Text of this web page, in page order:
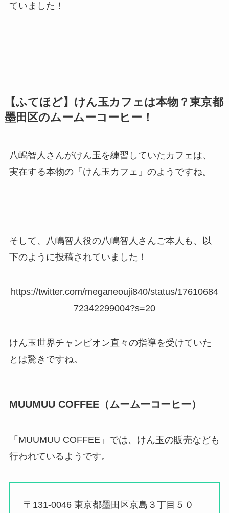
ていました！
【ふてほど】けん玉カフェは本物？東京都
墨田区のムームーコーヒー！
八嶋智人さんがけん玉を練習していたカフェは、
実在する本物の「けん玉カフェ」のようですね。
そして、八嶋智人役の八嶋智人さんご本人も、以
下のように投稿されていました！
https://twitter.com/meganeouji840/status/17610684
72342299004?s=20
けん玉世界チャンピオン直々の指導を受けていた
とは驚きですね。
MUUMUU COFFEE（ムームーコーヒー）
「MUUMUU COFFEE」では、けん玉の販売なども
行われているようです。
〒131-0046 東京都墨田区京島３丁目５０